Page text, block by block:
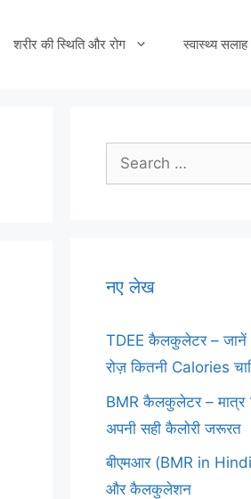
शरीर की स्थिति और रोग स्वास्थ्य सलाह
Search
for:
नए लेख
TDEE कैलकुलेटर –
रोज़ कितनी Calories
BMR कैलकुलेटर –
अपनी सही कैलोरी जरूरत
बीएमआर (BMR in
और कैलकुलेशन